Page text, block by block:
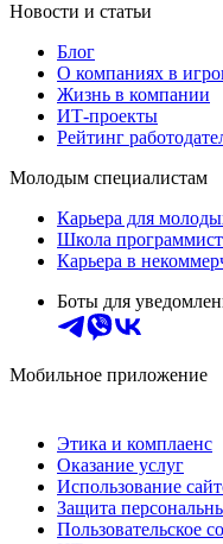
Новости и статьи
Блог
О компаниях в
Жизнь в компании
ИТ-проекты
Рейтинг
Молодым специалистам
Карьера для
Школа
Карьера в
Боты для
Мобильное приложение
Этика и комплаенс
Оказание услуг
Использование
Защита
Пользовательское